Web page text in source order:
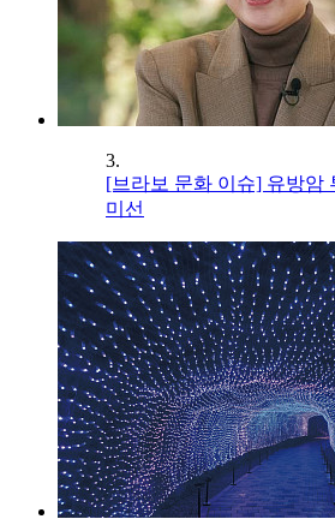
3.
[브라보 문화 이슈] 유방암
미선